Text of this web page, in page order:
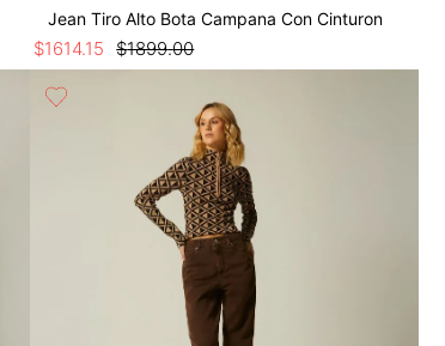
Jean Tiro Alto Bota Campana Con Cinturon
$1899.00
$1614.15